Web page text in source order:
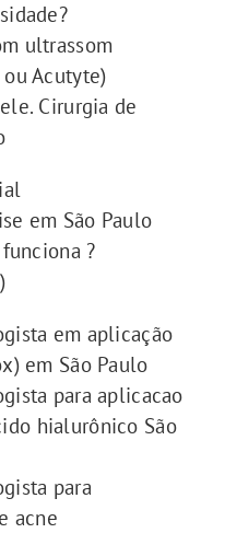
ultrassom
Acutyte)
Cirurgia de
em São Paulo
?
em aplicação
em São Paulo
para aplicacao
hialurônico São
para
acne